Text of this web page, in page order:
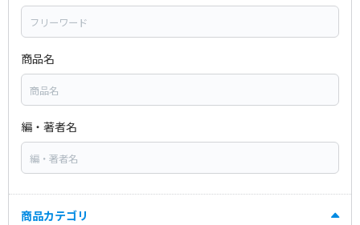
商品名
編・著者名
商品カテゴリ